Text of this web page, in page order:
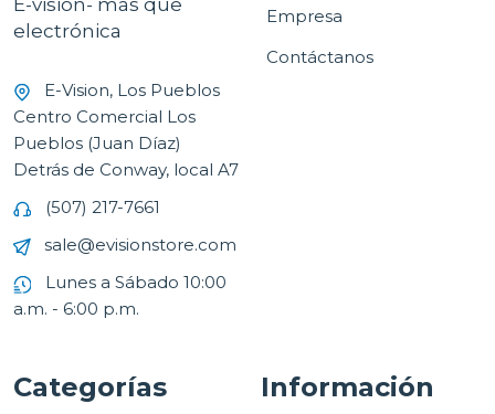
E-vision- más que
electrónica
E-Vision, Los Pueblos
Centro Comercial Los
Pueblos (Juan Díaz)
Detrás de Conway, local A7
(507) 217-7661
sale@evisionstore.com
Lunes a Sábado 10:00
a.m. - 6:00 p.m.
Empresa
Contáctanos
Categorías Información